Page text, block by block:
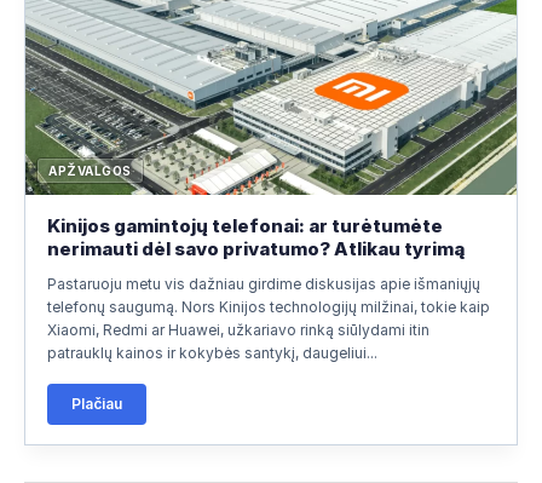
APŽVALGOS
Kinijos gamintojų telefonai: ar turėtumėte
nerimauti dėl savo privatumo? Atlikau tyrimą
Pastaruoju metu vis dažniau girdime diskusijas apie išmaniųjų
telefonų saugumą. Nors Kinijos technologijų milžinai, tokie kaip
Xiaomi, Redmi ar Huawei, užkariavo rinką siūlydami itin
patrauklų kainos ir kokybės santykį, daugeliui...
Plačiau